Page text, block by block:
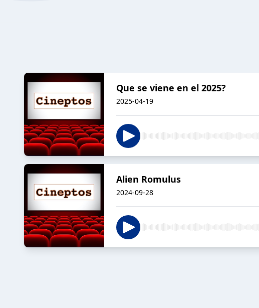
Que se viene en el 2025?
2025-04-19
Alien Romulus
2024-09-28